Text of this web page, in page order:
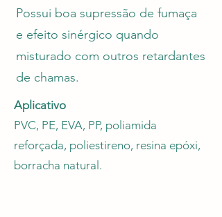
Possui boa supressão de fumaça
e efeito sinérgico quando
misturado com outros retardantes
de chamas.
Aplicativo
PVC, PE, EVA, PP, poliamida
reforçada, poliestireno, resina epóxi,
borracha natural.